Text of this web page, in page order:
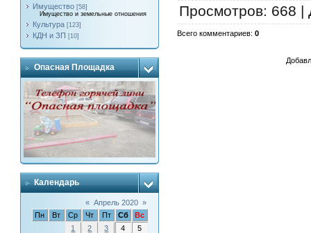
Имущество [58]
Имущество и земельные отношения
Культура [123]
КДН и ЗП [10]
Опасная Площадка
Календарь
« Апрель 2020 »
Пн
Вт Ср Чт Пт Сб
Вс
1
2 3 4
5
Просмотров: 668 |
Всего комментариев:0